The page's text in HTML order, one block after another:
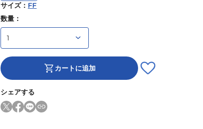
サイズ： FF
数量：
カートに追加
シェアする